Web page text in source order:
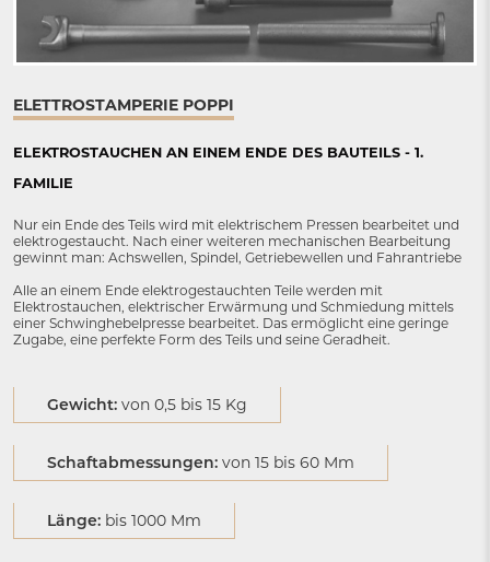
ELETTROSTAMPERIE POPPI
ELEKTROSTAUCHEN AN EINEM ENDE DES BAUTEILS - 1.
FAMILIE
Nur ein Ende des Teils wird mit elektrischem Pressen bearbeitet und
elektrogestaucht. Nach einer weiteren mechanischen Bearbeitung
gewinnt man: Achswellen, Spindel, Getriebewellen und Fahrantriebe
Alle an einem Ende elektrogestauchten Teile werden mit
Elektrostauchen, elektrischer Erwärmung und Schmiedung mittels
einer Schwinghebelpresse bearbeitet. Das ermöglicht eine geringe
Zugabe, eine perfekte Form des Teils und seine Geradheit.
Gewicht: von 0,5 bis 15 Kg
Schaftabmessungen: von 15 bis 60 Mm
Länge: bis 1000 Mm